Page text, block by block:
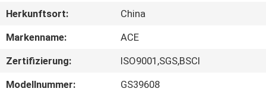
FABRIK-
AUSFLUG
QUALITÄTSKONTROLLE
Herkunftsort:
China
Markenname:
ACE
Zertifizierung:
ISO9001,SGS,BSCI
Modellnummer:
GS39608